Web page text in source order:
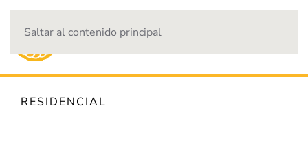
Saltar al contenido principal
RESIDENCIAL